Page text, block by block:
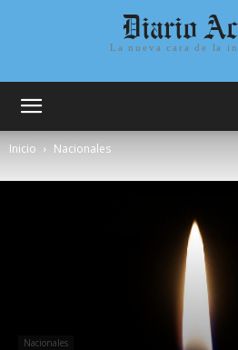
Diario
La nueva cara de la
Inicio Nacionales
Nacionales